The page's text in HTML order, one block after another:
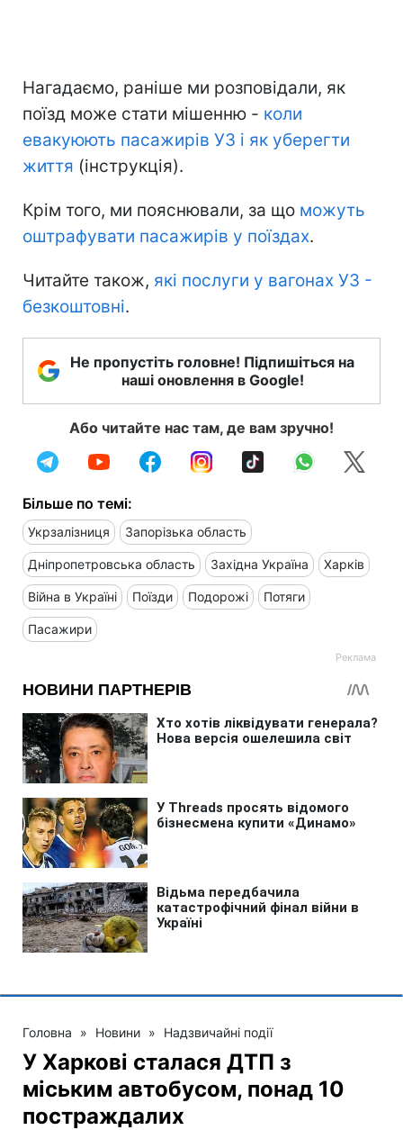
Нагадаємо, раніше ми розповідали, як
поїзд може стати мішенню - коли
евакуюють пасажирів УЗ і як уберегти
життя (інструкція).
Крім того, ми пояснювали, за що можуть
оштрафувати пасажирів у поїздах.
Читайте також, які послуги у вагонах УЗ -
безкоштовні.
Не пропустіть головне! Підпишіться на
наші оновлення в Google!
Або читайте нас там, де вам зручно!
Більше по темі:
Укрзалізниця Запорізька область
Дніпропетровська область Західна Україна Харків
Війна в Україні Поїзди Подорожі Потяги
Пасажири
Головна » Новини » Надзвичайні події
У Харкові сталася ДТП з
міським автобусом, понад 10
постраждалих